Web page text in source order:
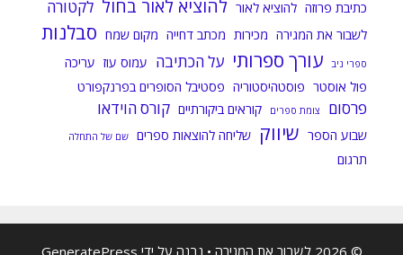
כתיבת פרוזה להוציא לאור להוציא לאור בחול לקטורה
לשבור את המגירה מכירות מכתב דחייה מקום שמח סבלנות
ספרי ניב עורך ספרותי על הכתיבה עמוס עוז עריכה
פול אוסטר פוסטהיסטוריה פסטיבל הסופרים בפרנקפורט
פרסום צומת ספרים קוראים ביקורתיים קורס הוידאו
שבוע הספר שיווק שליחה להוצאות ספרים שם של התחלה
תרגום
© 2026 לשבור את המגירה • נבנה על ידי GeneratePress